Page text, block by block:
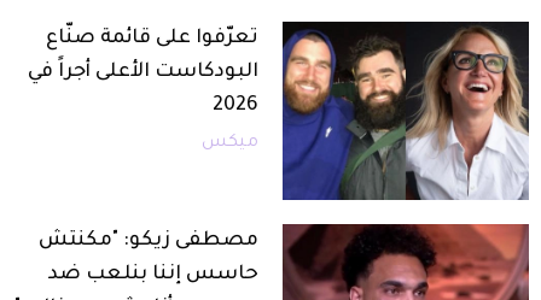
تعرّفوا على قائمة صنّاع
البودكاست الأعلى أجراً في
2026
ميكس
مصطفى زيكو: "مكنتش
حاسس إننا بنلعب ضد